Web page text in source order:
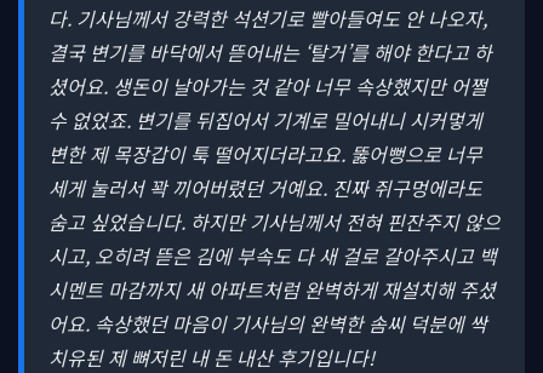
다. 기사님께서 강력한 석션기로 빨아들여도 안 나오자,
결국 변기를 바닥에서 뜯어내는 ‘탈거’를 해야 한다고 하
셨어요. 생돈이 날아가는 것 같아 너무 속상했지만 어쩔
수 없었죠. 변기를 뒤집어서 기계로 밀어내니 시커멓게
변한 제 목장갑이 툭 떨어지더라고요. 뚫어뻥으로 너무
세게 눌러서 꽉 끼어버렸던 거예요. 진짜 쥐구멍에라도
숨고 싶었습니다. 하지만 기사님께서 전혀 핀잔주지 않으
시고, 오히려 뜯은 김에 부속도 다 새 걸로 갈아주시고 백
시멘트 마감까지 새 아파트처럼 완벽하게 재설치해 주셨
어요. 속상했던 마음이 기사님의 완벽한 솜씨 덕분에 싹
치유된 제 뼈저린 내 돈 내산 후기입니다!